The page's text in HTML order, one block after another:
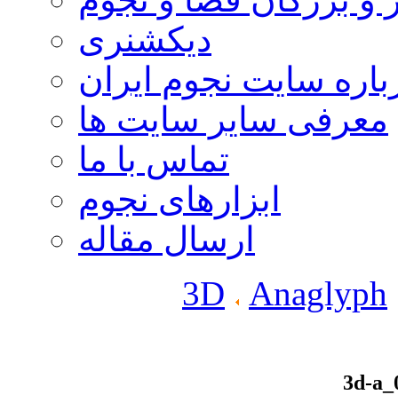
دیکشنری
سایت نجوم ایران
معرفی سایر سایت ها
تماس با ما
ابزارهای نجوم
ارسال مقاله
3D
Anaglyph
3d-